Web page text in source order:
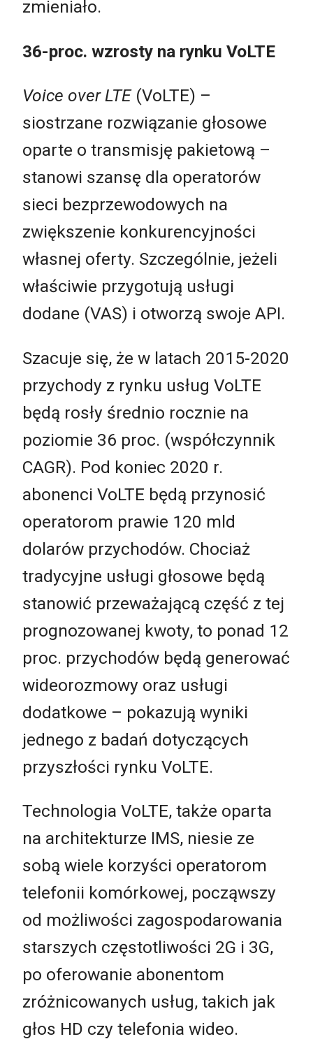
zmieniało.
36-proc. wzrosty na rynku VoLTE
Voice over LTE(VoLTE) –
siostrzane rozwiązanie głosowe
oparte o transmisję pakietową –
stanowi szansę dla operatorów
sieci bezprzewodowych na
zwiększenie konkurencyjności
własnej oferty. Szczególnie, jeżeli
właściwie przygotują usługi
dodane (VAS) i otworzą swoje API.
Szacuje się, że w latach 2015-2020
przychody z rynku usług VoLTE
będą rosły średnio rocznie na
poziomie 36 proc. (współczynnik
CAGR). Pod koniec 2020 r.
abonenci VoLTE będą przynosić
operatorom prawie 120 mld
dolarów przychodów. Chociaż
tradycyjne usługi głosowe będą
stanowić przeważającą część z tej
prognozowanej kwoty, to ponad 12
proc. przychodów będą generować
wideorozmowy oraz usługi
dodatkowe – pokazują wyniki
jednego z badań dotyczących
przyszłości rynku VoLTE.
Technologia VoLTE, także oparta
na architekturze IMS, niesie ze
sobą wiele korzyści operatorom
telefonii komórkowej, począwszy
od możliwości zagospodarowania
starszych częstotliwości 2G i 3G,
po oferowanie abonentom
zróżnicowanych usług, takich jak
głos HD czy telefonia wideo.